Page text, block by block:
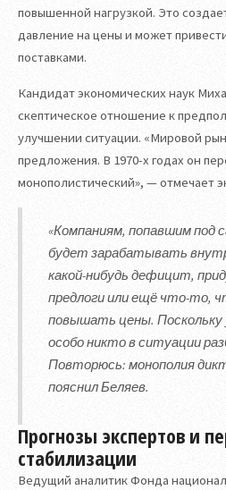
повышенной нагрузкой. Это
давление на цены и может
поставками.
Кандидат экономических наук
скептическое отношение к
улучшении ситуации. «Мировой
предложения. В 1970-х годах он
монополистический», — отмечает
«Компаниям, попавшим под
будет зарабатывать
какой-нибудь дефицит,
предлоги или ещё что-то,
повышать цены. Поскольку
особо никто в ситуации
Повторюсь: монополия
пояснил Беляев.
Прогнозы экспертов и
стабилизации
Ведущий аналитик Фонда